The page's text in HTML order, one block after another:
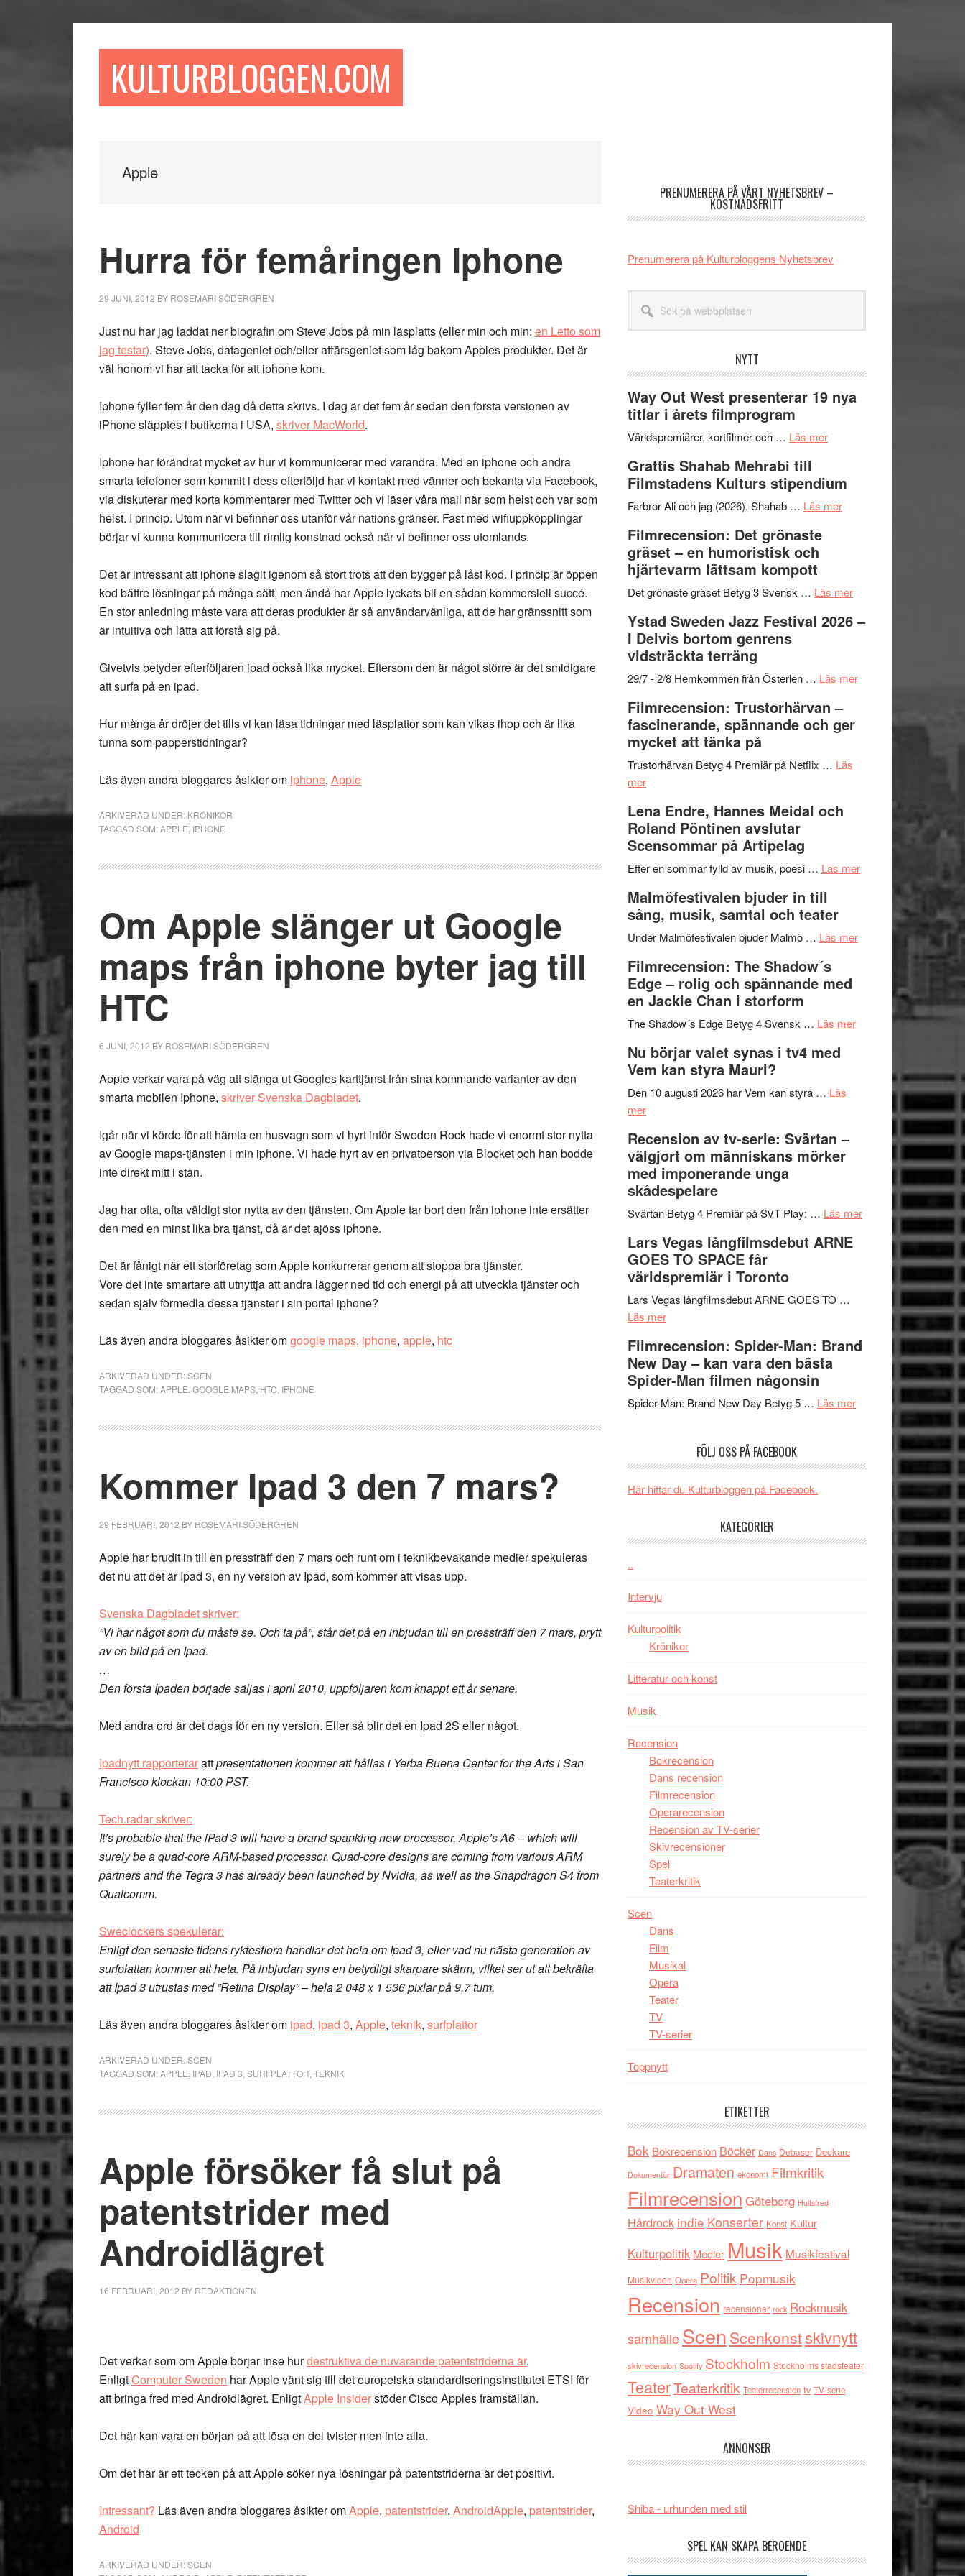
KULTURBLOGGEN.COM
Apple
Hurra för femåringen Iphone
29 JUNI, 2012 BY ROSEMARI SÖDERGREN
Just nu har jag laddat ner biografin om Steve Jobs på min läsplatts (eller min och min: en Letto som
jag testar). Steve Jobs, datageniet och/eller affärsgeniet som låg bakom Apples produkter. Det är
väl honom vi har att tacka för att iphone kom.
Iphone fyller fem år den dag då detta skrivs. I dag är det fem år sedan den första versionen av
iPhone släpptes i butikerna i USA, skriver MacWorld.
Iphone har förändrat mycket av hur vi kommunicerar med varandra. Med en iphone och andra
smarta telefoner som kommit i dess efterföljd har vi kontakt med vänner och bekanta via Facebook,
via diskuterar med korta kommentarer med Twitter och vi läser våra mail när som helst och var som
helst. I princip. Utom när vi befinner oss utanför vår nations gränser. Fast med wifiuppkopplingar
börjar vi kunna kommunicera till rimlig konstnad också när vi befinner oss utomlands.
Det är intressant att iphone slagit igenom så stort trots att den bygger på låst kod. I princip är öppen
kod bättre lösningar på många sätt, men ändå har Apple lyckats bli en sådan kommersiell succé.
En stor anledning måste vara att deras produkter är så användarvänliga, att de har gränssnitt som
är intuitiva och lätta att förstå sig på.
Givetvis betyder efterföljaren ipad också lika mycket. Eftersom den är något större är det smidigare
att surfa på en ipad.
Hur många år dröjer det tills vi kan läsa tidningar med läsplattor som kan vikas ihop och är lika
tunna som papperstidningar?
Läs även andra bloggares åsikter om iphone, Apple
ARKIVERAD UNDER: KRÖNIKOR
TAGGAD SOM:APPLE IPHONE
Om Apple slänger ut Google
maps från iphone byter jag till
HTC
6 JUNI, 2012 BY ROSEMARI SÖDERGREN
Apple verkar vara på väg att slänga ut Googles karttjänst från sina kommande varianter av den
smarta mobilen Iphone, skriver Svenska Dagbladet.
Igår när vi körde för att hämta en husvagn som vi hyrt inför Sweden Rock hade vi enormt stor nytta
av Google maps-tjänsten i min iphone. Vi hade hyrt av en privatperson via Blocket och han bodde
inte direkt mitt i stan.
Jag har ofta, ofta väldigt stor nytta av den tjänsten. Om Apple tar bort den från iphone inte ersätter
den med en minst lika bra tjänst, då är det ajöss iphone.
Det är fånigt när ett storföretag som Apple konkurrerar genom att stoppa bra tjänster.
Vore det inte smartare att utnyttja att andra lägger ned tid och energi på att utveckla tjänster och
sedan själv förmedla dessa tjänster i sin portal iphone?
Läs även andra bloggares åsikter omgoogle maps, iphone, apple, htc
ARKIVERAD UNDER:SCEN
TAGGAD SOM:APPLE GOOGLE MAPS HTC IPHONE
Kommer Ipad 3 den 7 mars?
29 FEBRUARI, 2012 BY ROSEMARI SÖDERGREN
Apple har brudit in till en pressträff den 7 mars och runt om i teknikbevakande medier spekuleras
det nu att det är Ipad 3, en ny version av Ipad, som kommer att visas upp.
Svenska Dagbladet skriver:
”Vi har något som du måste se. Och ta på”, står det på en inbjudan till en pressträff den 7 mars, prytt
av en bild på en Ipad.
…
Den första Ipaden började säljas i april 2010, uppföljaren kom knappt ett år senare.
Med andra ord är det dags för en ny version. Eller så blir det en Ipad 2S eller något.
Ipadnytt rapporterarattpresentationen kommer att hållas i Yerba Buena Center for the Arts i San
Francisco klockan 10:00 PST.
Tech.radar skriver:
It’s probable that the iPad 3 will have a brand spanking new processor, Apple’s A6 – which will
surely be a quad-core ARM-based processor. Quad-core designs are coming from various ARM
partners and the Tegra 3 has already been launched by Nvidia, as well as the Snapdragon S4 from
Qualcomm.
Sweclockers spekulerar:
Enligt den senaste tidens ryktesflora handlar det hela om Ipad 3, eller vad nu nästa generation av
surfplattan kommer att heta. På inbjudan syns en betydligt skarpare skärm, vilket ser ut att bekräfta
att Ipad 3 utrustas med ”Retina Display” – hela 2 048 x 1 536 pixlar på 9,7 tum.
Läs även andra bloggares åsikter om ipad, ipad 3, Apple, teknik, surfplattor
ARKIVERAD UNDER:SCEN
TAGGAD SOM:APPLE IPAD IPAD 3 SURFPLATTOR TEKNIK
Apple försöker få slut på
patentstrider med
Androidlägret
16 FEBRUARI, 2012 BY REDAKTIONEN
Det verkar som om Apple börjar inse hurdestruktiva de nuvarande patentstriderna är.
EnligtComputer Sweden har Apple vänt sig till det europeiska standardiseringsinstitutet ETSI för
att bringa fred med Androidlägret. EnligtApple Insiderstöder Cisco Apples framställan.
Det här kan vara en början på att lösa en del tvister men inte alla.
Om det här är ett tecken på att Apple söker nya lösningar på patentstriderna är det positivt.
Intressant? Läs även andra bloggares åsikter omApple, patentstrider, AndroidApple, patentstrider,
Android
ARKIVERAD UNDER:SCEN
PRENUMERERA PÅ VÅRT NYHETSBREV –
KOSTNADSFRITT
Prenumerera på Kulturbloggens Nyhetsbrev
webbplatsen
NYTT
Way Out West presenterar 19 nya
titlar i årets filmprogram
Världspremiärer, kortfilmer och … Läs merom
West
presenterar
årets
Grattis Shahab Mehrabi till
Filmstadens Kulturs stipendium
Farbror Ali och jag (2026). Shahab … Läs merom
Filmstadens
stipendium
Filmrecension: Det grönaste
gräset – en humoristisk och
hjärtevarm lättsam kompott
Det grönaste gräset Betyg 3 Svensk … Läs merom
Det
–
och
Ystad Sweden Jazz Festival 2026 –
I Delvis bortom genrens
vidsträckta terräng
29/7 - 2/8 Hemkommen från Österlen … Läs merom
vidsträckta
Filmrecension: Trustorhärvan –
fascinerande, spännande och ger
mycket att tänka på
Trustorhärvan Betyg 4 Premiär på Netflix … Läs
merom
Trustorhärvan
–
fascinerande,
spännande
ger
mycket
att
på
Lena Endre, Hannes Meidal och
Roland Pöntinen avslutar
Scensommar på Artipelag
Efter en sommar fylld av musik, poesi … Läs merom
Hannes
Pöntinen
Scensommar
Malmöfestivalen bjuder in till
sång, musik, samtal och teater
Under Malmöfestivalen bjuder Malmö … Läs merom
Malmöfestivalen
Filmrecension: The Shadow´s
Edge – rolig och spännande med
en Jackie Chan i storform
The Shadow´s Edge Betyg 4 Svensk … Läs merom
Shadow
en
storform
Nu börjar valet synas i tv4 med
Vem kan styra Mauri?
Den 10 augusti 2026 har Vem kan styra … Läs
merom
börjar
valet
synas
i
tv4
Vem
kan
styra
Mauri?
Recension av tv-serie: Svärtan –
välgjort om människans mörker
med imponerande unga
skådespelare
Svärtan Betyg 4 Premiär på SVT Play: … Läs merom
Recension
välgjort
människans
mörker
skådespelare
Lars Vegas långfilmsdebut ARNE
GOES TO SPACE får
världspremiär i Toronto
Lars Vegas långfilmsdebut ARNE GOES TO …
Läs merom
Vegas
långfilmsdebut
ARNE
GOES
världspremiär
i
Filmrecension: Spider-Man: Brand
New Day – kan vara den bästa
Spider-Man filmen någonsin
Spider-Man: Brand New Day Betyg 5 … Läs merom
Brand
kan
FÖLJ OSS PÅ FACEBOOK
Här hittar du Kulturbloggen på Facebook.
KATEGORIER
..
Intervju
Kulturpolitik
Krönikor
Litteratur och konst
Musik
Recension
Bokrecension
Dans recension
Filmrecension
Operarecension
Recension av TV-serier
Skivrecensioner
Spel
Teaterkritik
Scen
Dans
Film
Musikal
Opera
Teater
TV
TV-serier
Toppnytt
ETIKETTER
Bok Bokrecension Böcker Dans Debaser Deckare
Dokumentär Dramaten ekonomi Filmkritik
Filmrecension Göteborg Hultsfred
Hårdrock indie Konserter Konst Kultur
Kulturpolitik Medier Musik Musikfestival
Musikvideo Opera Politik Popmusik
Recension recensioner rock Rockmusik
samhälleScen Scenkonstskivnytt
skivrecension Spotify Stockholm Stockholms stadsteater
TeaterTeaterkritik Teaterrecension tv TV-serie
Video Way Out West
ANNONSER
Shiba - urhunden med stil
SPEL KAN SKAPA BEROENDE